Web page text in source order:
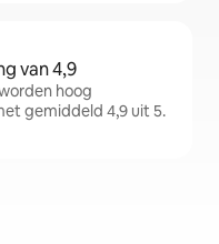
van 4,9
hoog
gemiddeld 4,9 uit 5.